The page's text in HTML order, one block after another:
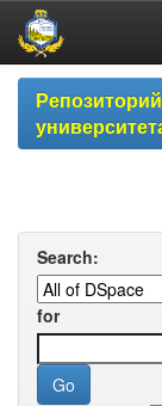
Skip
navigation
Search:
for